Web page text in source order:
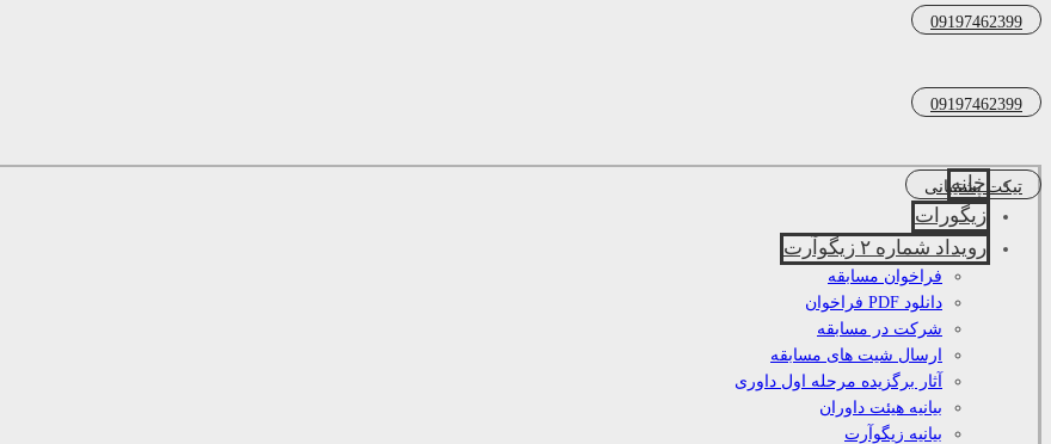
09197462399
09197462399
تیکت پشتیبانی
خانه
زیگورات
رویداد شماره ۲ زیگوآرت
فراخوان مسابقه
دانلود PDF فراخوان
شرکت در مسابقه
ارسال شیت های مسابقه
آثار برگزیده مرحله اول داوری
بیانیه هیئت داوران
بیانیه زیگوآرت